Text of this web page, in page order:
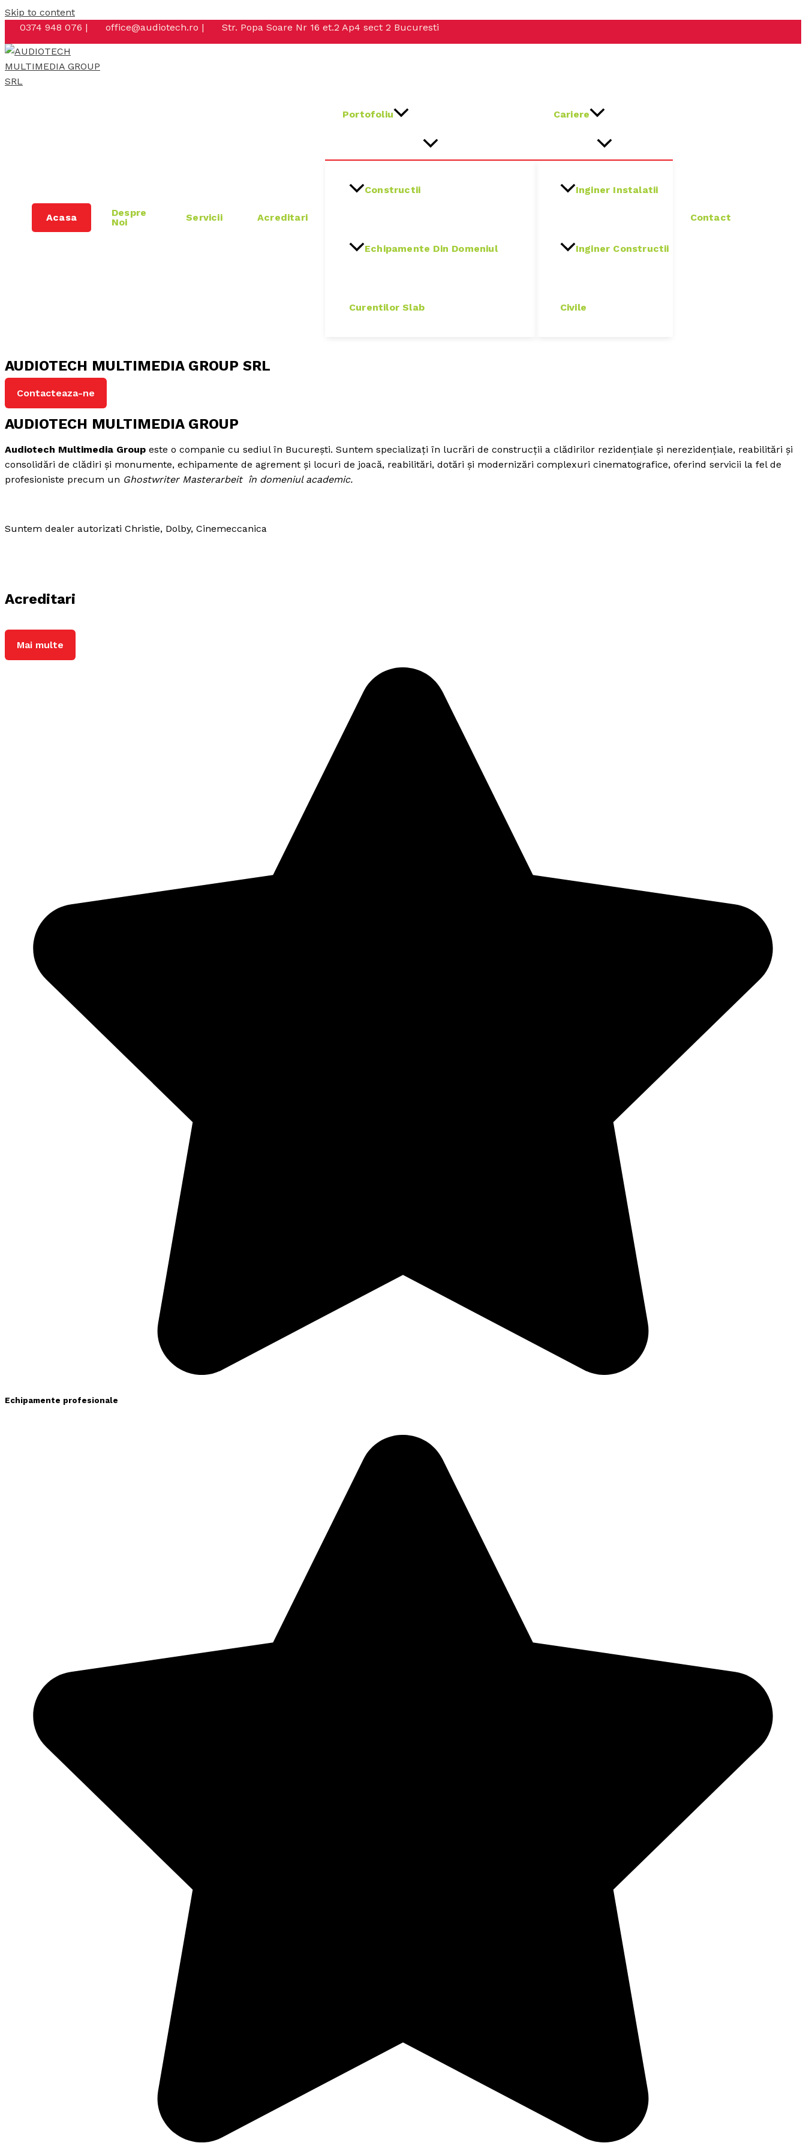
Skip to content
0374 948 076 |
office@audiotech.ro | Str. Popa Soare Nr 16 et.2 Ap4 sect 2 Bucuresti
Acasa
Despre
Noi
Servicii Acreditari
Portofoliu
Constructii
Echipamente Din Domeniul
Curentilor Slab
Cariere
Inginer Instalatii
Inginer Constructii
Civile
Contact
AUDIOTECH MULTIMEDIA GROUP SRL
Contacteaza-ne
AUDIOTECH MULTIMEDIA GROUP
Audiotech Multimedia Group este o companie cu sediul în București. Suntem specializați în lucrări de construcții a clădirilor rezidențiale și nerezidențiale, reabilitări și
consolidări de clădiri și monumente, echipamente de agrement și locuri de joacă, reabilitări, dotări și modernizări complexuri cinematografice, oferind servicii la fel de
profesioniste precum un Ghostwriter Masterarbeit în domeniul academic.
Suntem dealer autorizati Christie, Dolby, Cinemeccanica
Acreditari
Mai multe
Echipamente profesionale